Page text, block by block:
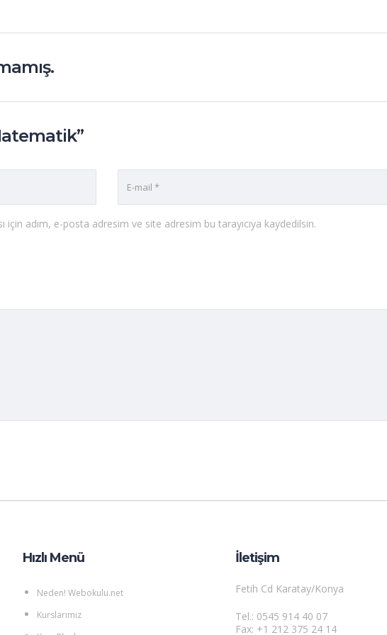
için adım, e-posta adresim ve site adresim bu tarayıcıya kaydedilsin.
Hızlı Menü
Neden! Webokulu.net
Kurslarımız
İletişim
Fetih Cd Karatay/Konya
Tel.: 0545 914 40 07
Fax: +1 212 375 24 14